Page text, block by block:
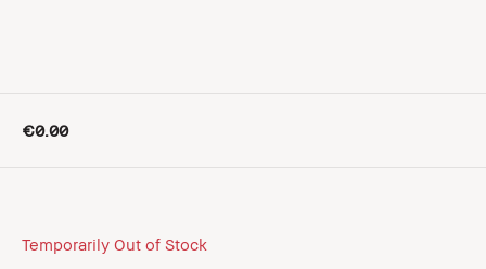
€0.00
Temporarily Out of Stock